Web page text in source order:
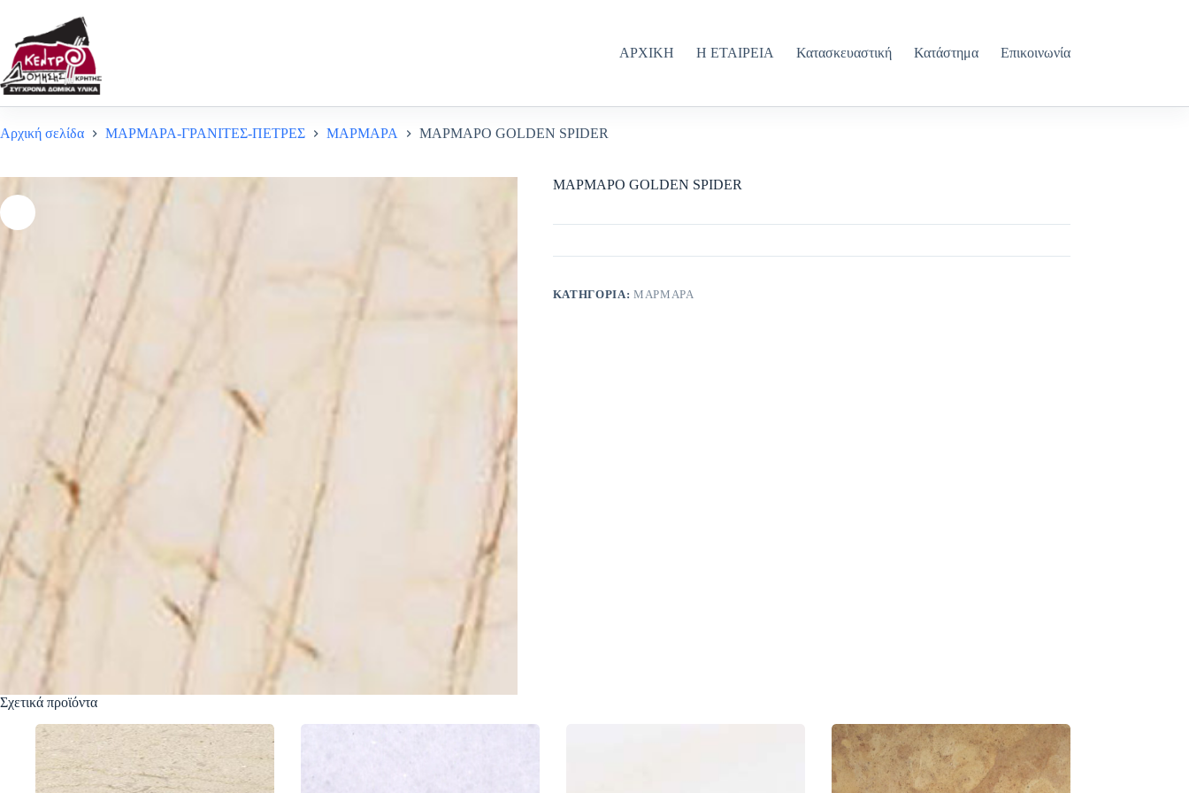
περιεχόμενο
ΑΡΧΙΚΗ
Η ΕΤΑΙΡΕΙΑ Κατασκευαστική Κατάστημα Επικοινωνία
Αρχική σελίδα ΜΑΡΜΑΡΑ-ΓΡΑΝΙΤΕΣ-ΠΕΤΡΕΣ ΜΑΡΜΑΡΑ ΜΑΡΜΑΡΟ GOLDEN SPIDER
ΜΑΡΜΑΡΟ GOLDEN SPIDER
ΚΑΤΗΓΟΡΊΑ: ΜΑΡΜΑΡΑ
Σχετικά προϊόντα